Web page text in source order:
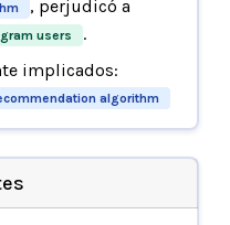
, perjudicó a
users
.
implicados:
algorithm